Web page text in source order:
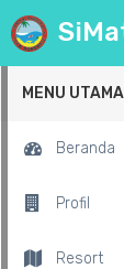
MENU
MENU UTAMA
Beranda
Profil
Resort